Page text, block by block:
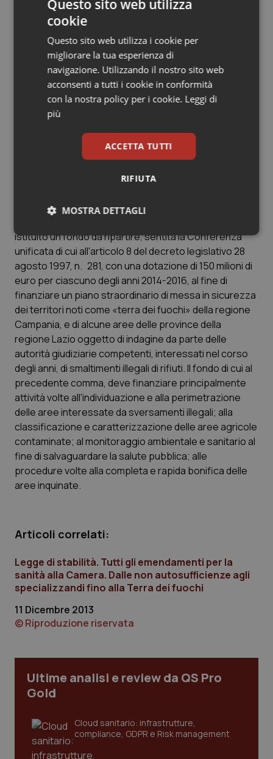
65-septies. Le minori spese dovute alla introduzione in
elettronica sono individuate ogni sei mesi con decreto
del Ministero dell'economia e delle finanze e vincolate
nel Fondo sanitario nazionale a progetti di
manutenzione straordinaria dei sistemi edili ed
impiantistici delle strutture ospedaliere.
COMMA 68 (Terra dei Fuochi)
1. 2521. Scotto, Marcon, Migliore, Zaratti, Melilla,
Zan, Boccadutri, Pellegrino, Ragosta, Ferrara,
68-bis. Nello stato di previsione del Ministero
istituito un fondo da ripartire, sentita la Conferenza
unificata di cui all'articolo 8 del decreto legislativo 28
agosto 1997, n. 281, con una dotazione di 150 milioni di
euro per ciascuno degli anni 2014-2016, al fine di
finanziare un piano straordinario di messa in sicurezza
dei territori noti come «terra dei fuochi» della regione
Campania, e di alcune aree delle province della
regione Lazio oggetto di indagine da parte delle
autorità giudiziarie competenti, interessati nel corso
degli anni, di smaltimenti illegali di rifiuti. Il fondo di cui al
precedente comma, deve finanziare principalmente
attività volte all'individuazione e alla perimetrazione
delle aree interessate da sversamenti illegali; alla
classificazione e caratterizzazione delle aree agricole
contaminate; al monitoraggio ambientale e sanitario al
fine di salvaguardare la salute pubblica; alle
procedure volte alla completa e rapida bonifica delle
aree inquinate.
Articoli correlati:
Legge di stabilità. Tutti gli emendamenti per la
sanità alla Camera. Dalle non autosufficienze agli
specializzandi fino alla Terra dei fuochi
11 Dicembre 2013
© Riproduzione riservata
Ultime analisi e review da QS Pro
Gold
Cloud sanitario: infrastrutture,
compliance, GDPR e Risk management
Questo sito web utilizza
cookie
Questo sito web utilizza i cookie per
migliorare la tua esperienza di
navigazione. Utilizzando il nostro sito web
acconsenti a tutti i cookie in conformità
con la nostra policy per i cookie. Leggi di
più
ACCETTA TUTTI
RIFIUTA
MOSTRA DETTAGLI
Necessari Statistici Marketing
Necessari Statistici Marketing
I cookie necessari contribuiscono a rendere fruibile il
sito web abilitandone funzionalità di base quali la
navigazione sulle pagine e l'accesso alle aree
protette del sito. Il sito web non è in grado di
funzionare correttamente senza questi cookie.
Nome
Fornitore /Dominio
.youtube.com